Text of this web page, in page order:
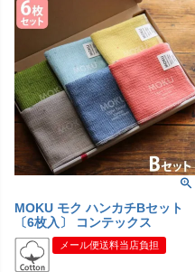
MOKU モク ハンカチBセット
〔6枚入〕 コンテックス
メール便送料当店負担